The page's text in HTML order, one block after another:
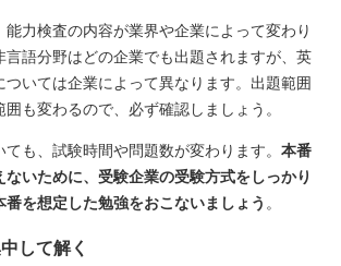
能力検査の内容が業界や企業によって変わり
言語分野はどの企業でも出題されますが、英
ついては企業によって異なります。出題範囲
も変わるので、必ず確認しましょう。
も、試験時間や問題数が変わります。 本番
いために、受験企業の受験方式をしっかり
番を想定した勉強をおこないましょう 。
して解く